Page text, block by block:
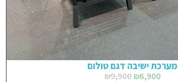
מערכת ישיבה דגם טולום
₪9,900 ₪6,900